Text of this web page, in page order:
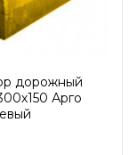
дорожный
Арго